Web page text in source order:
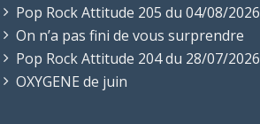
Pop Rock Attitude 205 du 04/08/2026
On n’a pas fini de vous surprendre
Pop Rock Attitude 204 du 28/07/2026
OXYGENE de juin